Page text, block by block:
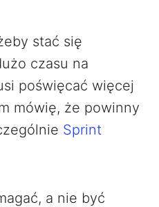
stać się
czasu na
poświęcać więcej
mówię, że powinny
Sprint
a nie być